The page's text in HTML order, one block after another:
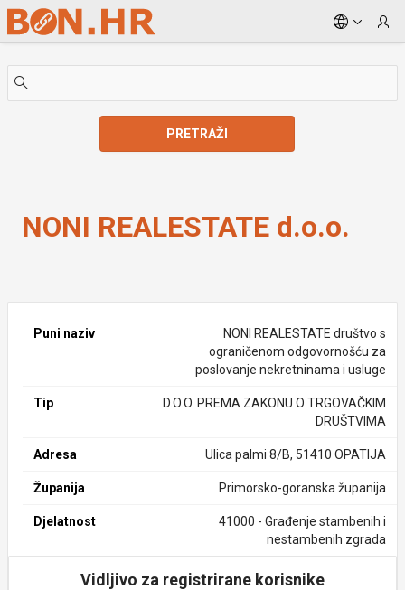
Skip to Main Content
PRETRAŽI
NONI REALESTATE d.o.o.
Puni naziv
NONI REALESTATE društvo s
ograničenom odgovornošću za
poslovanje nekretninama i usluge
Tip
D.O.O. PREMA ZAKONU O TRGOVAČKIM
DRUŠTVIMA
Adresa Ulica palmi 8/B, 51410 OPATIJA
Županija Primorsko-goranska županija
Djelatnost
41000 - Građenje stambenih i
nestambenih zgrada
Vidljivo za registrirane korisnike